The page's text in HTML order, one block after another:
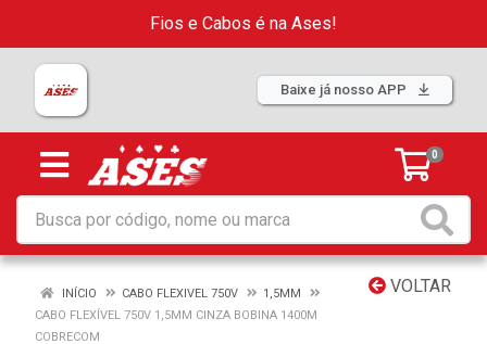
Fios e Cabos é na Ases!
Baixe já nosso APP
0
VOLTAR
INÍCIO CABO FLEXIVEL 750V
1,5MM
CABO FLEXÍVEL 750V 1,5MM CINZA BOBINA 1400M
COBRECOM